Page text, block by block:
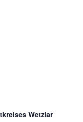
Wetzlar